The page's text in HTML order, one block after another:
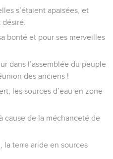
s’étaient apaisées, et
bonté et pour ses merveilles
dans l’assemblée du peuple
des anciens !
les sources d’eau en zone
cause de la méchanceté de
la terre aride en sources